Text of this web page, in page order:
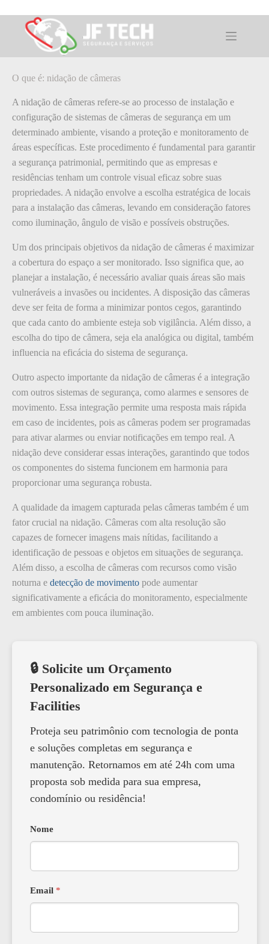
para
conteúdoO que é: nidação de câmeras
O que é: nidação de câmeras
A nidação de câmeras refere-se ao processo de instalação e
configuração de sistemas de câmeras de segurança em um
determinado ambiente, visando a proteção e monitoramento de
áreas específicas. Este procedimento é fundamental para garantir
a segurança patrimonial, permitindo que as empresas e
residências tenham um controle visual eficaz sobre suas
propriedades. A nidação envolve a escolha estratégica de locais
para a instalação das câmeras, levando em consideração fatores
como iluminação, ângulo de visão e possíveis obstruções.
Um dos principais objetivos da nidação de câmeras é maximizar
a cobertura do espaço a ser monitorado. Isso significa que, ao
planejar a instalação, é necessário avaliar quais áreas são mais
vulneráveis a invasões ou incidentes. A disposição das câmeras
deve ser feita de forma a minimizar pontos cegos, garantindo
que cada canto do ambiente esteja sob vigilância. Além disso, a
escolha do tipo de câmera, seja ela analógica ou digital, também
influencia na eficácia do sistema de segurança.
Outro aspecto importante da nidação de câmeras é a integração
com outros sistemas de segurança, como alarmes e sensores de
movimento. Essa integração permite uma resposta mais rápida
em caso de incidentes, pois as câmeras podem ser programadas
para ativar alarmes ou enviar notificações em tempo real. A
nidação deve considerar essas interações, garantindo que todos
os componentes do sistema funcionem em harmonia para
proporcionar uma segurança robusta.
A qualidade da imagem capturada pelas câmeras também é um
fator crucial na nidação. Câmeras com alta resolução são
capazes de fornecer imagens mais nítidas, facilitando a
identificação de pessoas e objetos em situações de segurança.
Além disso, a escolha de câmeras com recursos como visão
noturna e detecção de movimento pode aumentar
significativamente a eficácia do monitoramento, especialmente
em ambientes com pouca iluminação.
🔒 Solicite um Orçamento
Personalizado em Segurança e
Facilities
Proteja seu patrimônio com tecnologia de ponta
e soluções completas em segurança e
manutenção. Retornamos em até 24h com uma
proposta sob medida para sua empresa,
condomínio ou residência!
Nome
Email *